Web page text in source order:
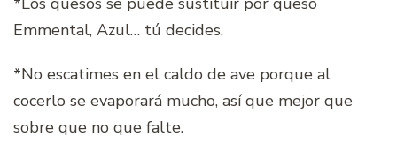
Emmental, Azul… tú decides.
*No escatimes en el caldo de ave porque al
cocerlo se evaporará mucho, así que mejor que
sobre que no que falte.